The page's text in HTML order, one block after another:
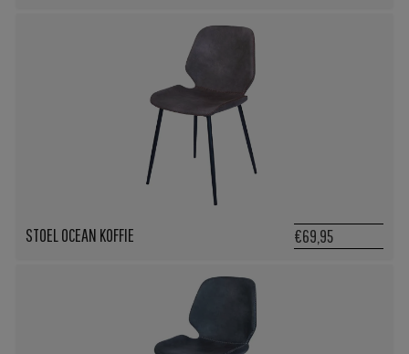
STOEL OCEAN KOFFIE €69,95